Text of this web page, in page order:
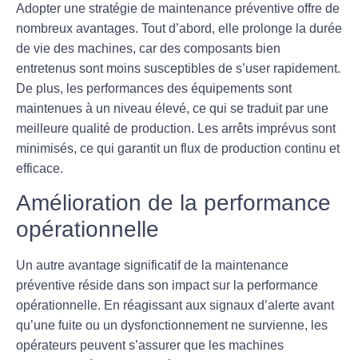
Adopter une stratégie de maintenance préventive offre de
nombreux avantages. Tout d’abord, elle prolonge la durée
de vie des machines, car des composants bien
entretenus sont moins susceptibles de s’user rapidement.
De plus, les performances des équipements sont
maintenues à un niveau élevé, ce qui se traduit par une
meilleure qualité de production. Les arrêts imprévus sont
minimisés, ce qui garantit un flux de production continu et
efficace.
Amélioration de la performance
opérationnelle
Un autre avantage significatif de la maintenance
préventive réside dans son impact sur la performance
opérationnelle. En réagissant aux signaux d’alerte avant
qu’une fuite ou un dysfonctionnement ne survienne, les
opérateurs peuvent s’assurer que les machines